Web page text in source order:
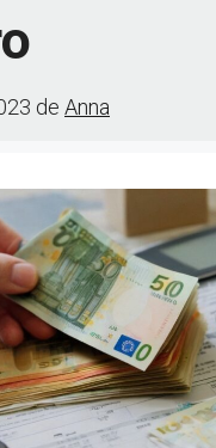
de Anna